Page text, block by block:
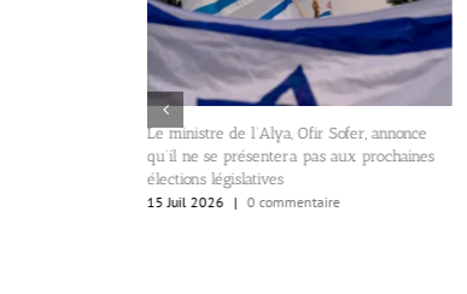
Le ministre de l’Alya, Ofir Sofer, annonce
qu’il ne se présentera pas aux prochaines
élections législatives
15 Juil 2026 | 0 commentaire